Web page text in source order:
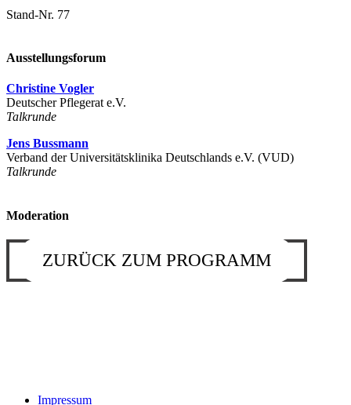
Stand-Nr. 77
Ausstellungsforum
Christine Vogler
Deutscher Pflegerat e.V.
Talkrunde
Jens Bussmann
Verband der Universitätsklinika Deutschlands e.V. (VUD)
Talkrunde
Moderation
ZURÜCK ZUM PROGRAMM
Impressum